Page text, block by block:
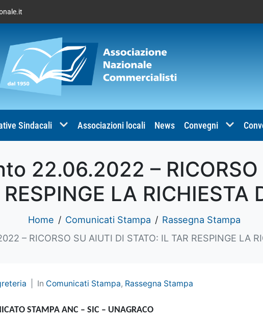
Sindacali Associazioni locali News Convegni
22.06.2022 – RICORSO
LA RICHIESTA
Home Comunicati Stampa
Rassegna Stampa
– RICORSO SU AIUTI DI STATO: IL TAR RESPINGE LA
In Comunicati Stampa, Rassegna Stampa
STAMPA ANC – SIC – UNAGRACO